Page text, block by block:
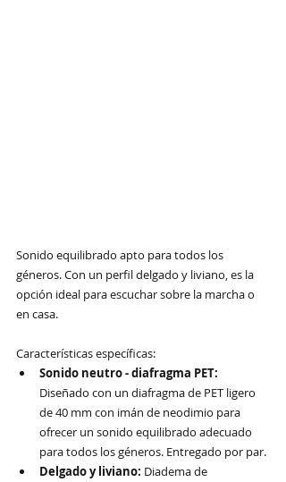
Sonido equilibrado apto para todos los
géneros. Con un perfil delgado y liviano, es la
opción ideal para escuchar sobre la marcha o
en casa.
Características específicas:
Sonido neutro - diafragma PET:
Diseñado con un diafragma de PET ligero
de 40 mm con imán de neodimio para
ofrecer un sonido equilibrado adecuado
para todos los géneros. Entregado por par.
Delgado y liviano: Diadema de